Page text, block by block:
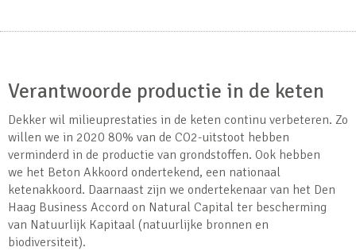
Verantwoorde productie in de keten
Dekker wil milieuprestaties in de keten continu verbeteren. Zo
willen we in 2020 80% van de CO2-uitstoot hebben
verminderd in de productie van grondstoffen. Ook hebben
we het Beton Akkoord ondertekend, een nationaal
ketenakkoord. Daarnaast zijn we ondertekenaar van het Den
Haag Business Accord on Natural Capital ter bescherming
van Natuurlijk Kapitaal (natuurlijke bronnen en
biodiversiteit).